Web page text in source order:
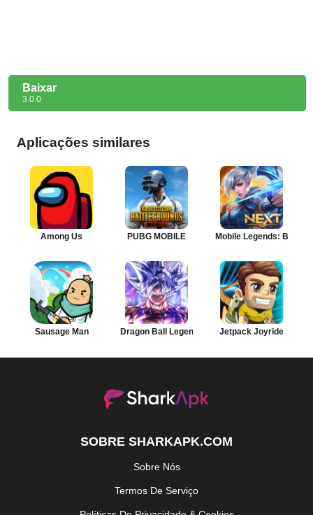
Baixar
3.0.0
Aplicações similares
Among Us PUBG MOBILE Mobile Legends: Bang
Sausage Man Dragon Ball Legends Jetpack Joyride
SOBRE SHARKAPK.COM
Sobre Nós
Termos De Serviço